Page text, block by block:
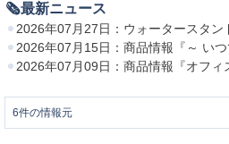
🗞最新ニュース
2026年07月27日：ウォータースタ
2026年07月15日：商品情報『～ い
2026年07月09日：商品情報『オフ
6件の情報元